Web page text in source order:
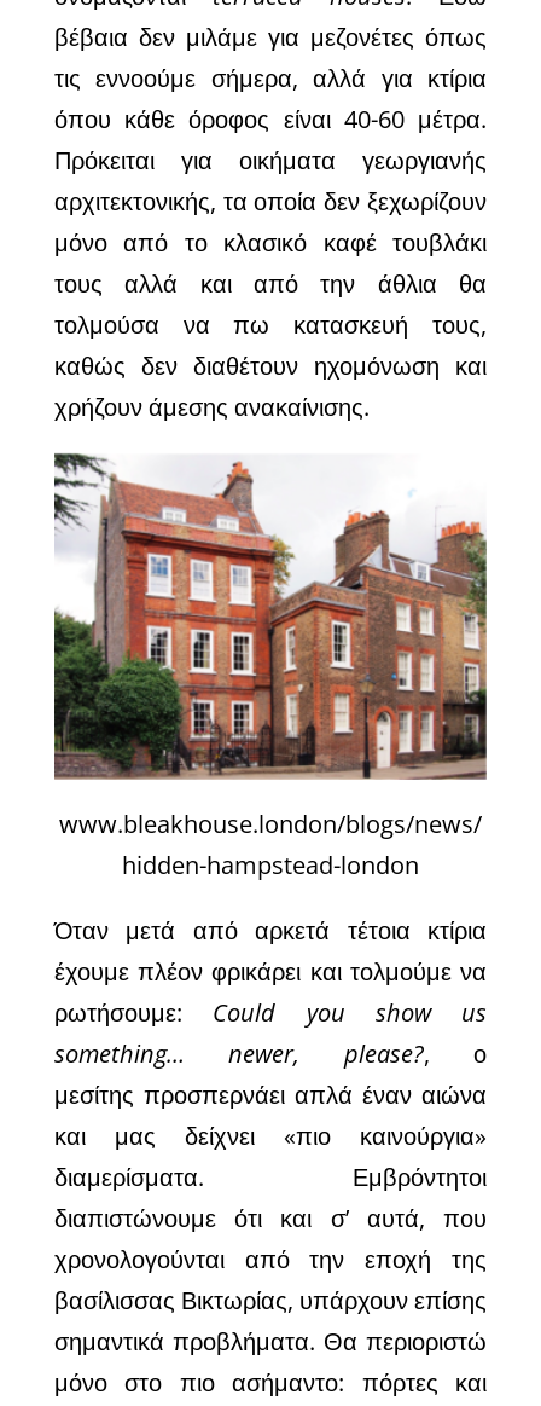
βέβαια δεν μιλάμε για μεζονέτες όπως
τις εννοούμε σήμερα, αλλά για κτίρια
όπου κάθε όροφος είναι 40-60 μέτρα.
Πρόκειται για οικήματα γεωργιανής
αρχιτεκτονικής, τα οποία δεν ξεχωρίζουν
μόνο από το κλασικό καφέ τουβλάκι
τους αλλά και από την άθλια θα
τολμούσα να πω κατασκευή τους,
καθώς δεν διαθέτουν ηχομόνωση και
χρήζουν άμεσης ανακαίνισης.
www.bleakhouse.london/blogs/news/
hidden-hampstead-london
Όταν μετά από αρκετά τέτοια κτίρια
έχουμε πλέον φρικάρει και τολμούμε να
ρωτήσουμε: Could you show us
something… newer, please?, ο
μεσίτης προσπερνάει απλά έναν αιώνα
και μας δείχνει «πιο καινούργια»
διαμερίσματα. Εμβρόντητοι
διαπιστώνουμε ότι και σ’ αυτά, που
χρονολογούνται από την εποχή της
βασίλισσας Βικτωρίας, υπάρχουν επίσης
σημαντικά προβλήματα. Θα περιοριστώ
μόνο στο πιο ασήμαντο: πόρτες και